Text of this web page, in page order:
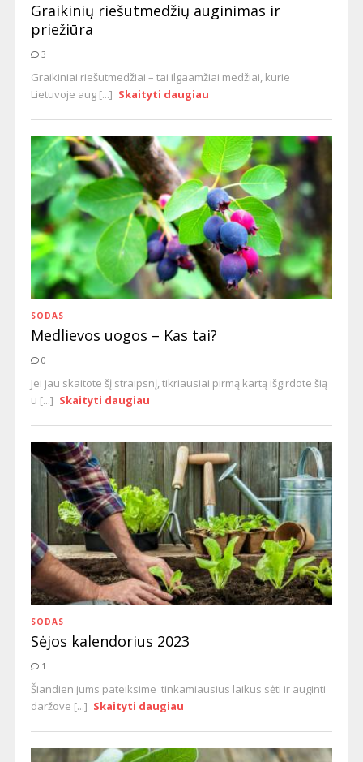
Graikinių riešutmedžių auginimas ir
priežiūra
3
Graikiniai riešutmedžiai – tai ilgaamžiai medžiai, kurie
Lietuvoje aug [...] Skaityti daugiau
SODAS
Medlievos uogos – Kas tai?
0
Jei jau skaitote šį straipsnį, tikriausiai pirmą kartą išgirdote šią
u [...] Skaityti daugiau
SODAS
Sėjos kalendorius 2023
1
Šiandien jums pateiksime tinkamiausius laikus sėti ir auginti
daržove [...] Skaityti daugiau